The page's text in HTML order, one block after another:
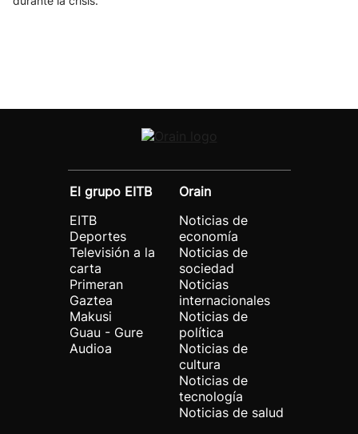
El grupo EITB
EITB
Deportes
Televisión a la
carta
Primeran
Gaztea
Makusi
Guau - Gure
Audioa
Orain
Noticias de
economía
Noticias de
sociedad
Noticias
internacionales
Noticias de
política
Noticias de
cultura
Noticias de
tecnología
Noticias de salud